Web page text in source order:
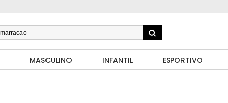
MASCULINO INFANTIL ESPORTIVO